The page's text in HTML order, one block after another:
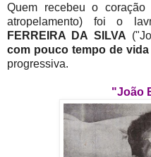
Quem recebeu o
atropelamento) foi o
FERREIRA DA SILVA
com pouco tempo de vida
progressiva.
"João